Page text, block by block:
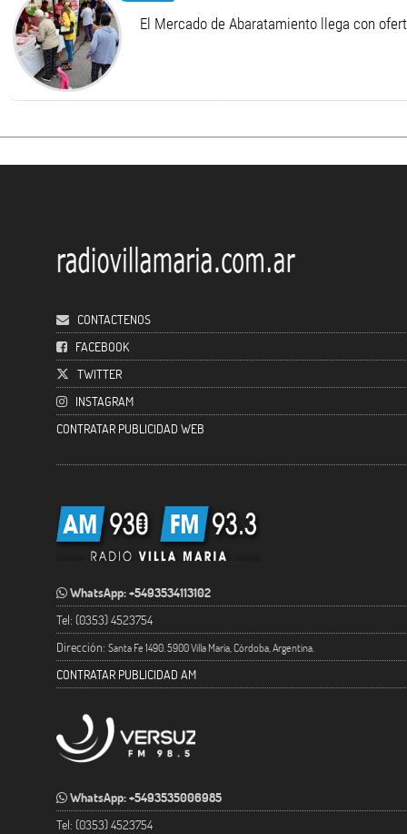
El Mercado de Abaratamiento llega con
CONTACTENOS
FACEBOOK
TWITTER
INSTAGRAM
CONTRATAR PUBLICIDAD WEB
WhatsApp: +5493534113102
Tel: (0353) 4523754
Dirección: Santa Fe 1490. 5900 Villa María, Córdoba, Argentina.
CONTRATAR PUBLICIDAD AM
WhatsApp: +5493535006985
Tel: (0353) 4523754